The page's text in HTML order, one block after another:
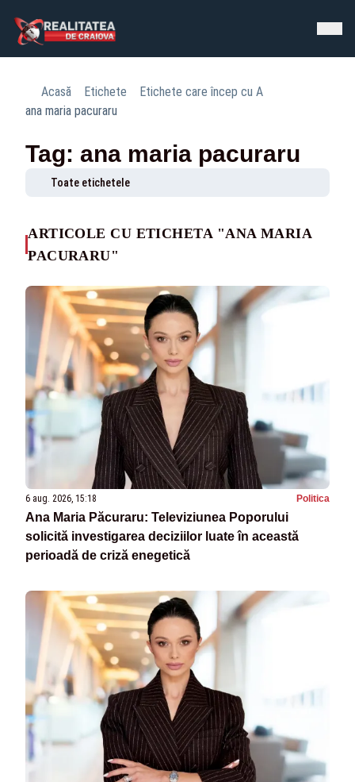
Acasă Etichete
Etichete care încep cu A
ana maria pacuraru
Tag: ana maria pacuraru
Toate etichetele
ARTICOLE CU ETICHETA "ANA MARIA
PACURARU"
6 aug. 2026, 15:18 Politica
Ana Maria Păcuraru: Televiziunea Poporului
solicită investigarea deciziilor luate în această
perioadă de criză enegetică